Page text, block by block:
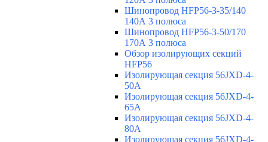
Шинопровод HFP56-3-35/140
140А 3 полюса
Шинопровод HFP56-3-50/170
170А 3 полюса
Обзор изолирующих секций
HFP56
Изолирующая секция 56JXD-4-
50A
Изолирующая секция 56JXD-4-
65A
Изолирующая секция 56JXD-4-
80A
Изолирующая секция 56JXD-4-